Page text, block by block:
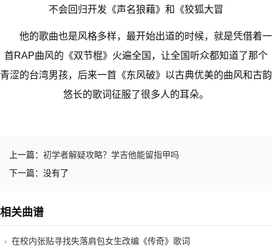
不会回归开发《声名狼藉》和《狡狐大冒
他的歌曲也是风格多样，最开始出道的时候，就是凭借着一
首RAP曲风的《双节棍》火遍全国，让全国听众都知道了那个
青涩的台湾男孩，后来一首《东风破》以古典优美的曲风和古韵
悠长的歌词征服了很多人的耳朵。
上一篇： 初学者解疑攻略？学吉他能留指甲吗
下一篇：没有了
相关曲谱
在校内张贴寻找失落肩包女生改编《传奇》歌词